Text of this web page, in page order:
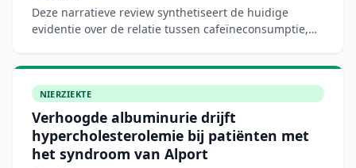
Deze narratieve review synthetiseert de huidige
evidentie over de relatie tussen cafeïneconsumptie,
aandoeningen
NIERZIEKTE
Verhoogde albuminurie drijft
hypercholesterolemie bij patiënten met
het syndroom van Alport